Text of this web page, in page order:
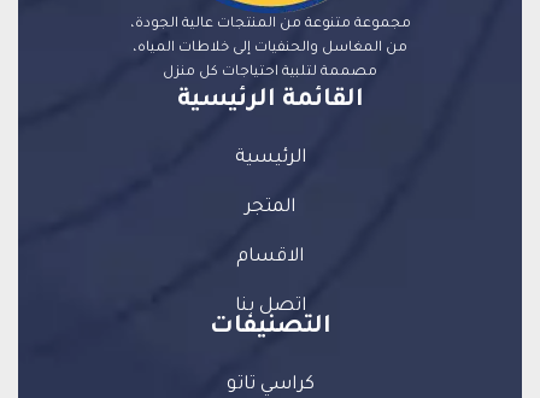
مجموعة متنوعة من المنتجات عالية الجودة،
من المغاسل والحنفيات إلى خلاطات المياه،
مصممة لتلبية احتياجات كل منزل
القائمة الرئيسية
الرئيسية
المتجر
الاقسام
اتصل بنا
التصنيفات
كراسي تاتو